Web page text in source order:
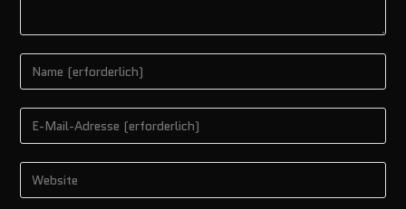
Gib
deinen
Namen
oder
zum
Kommentieren
Gib
deine
E-
Mail-
Gib
deine